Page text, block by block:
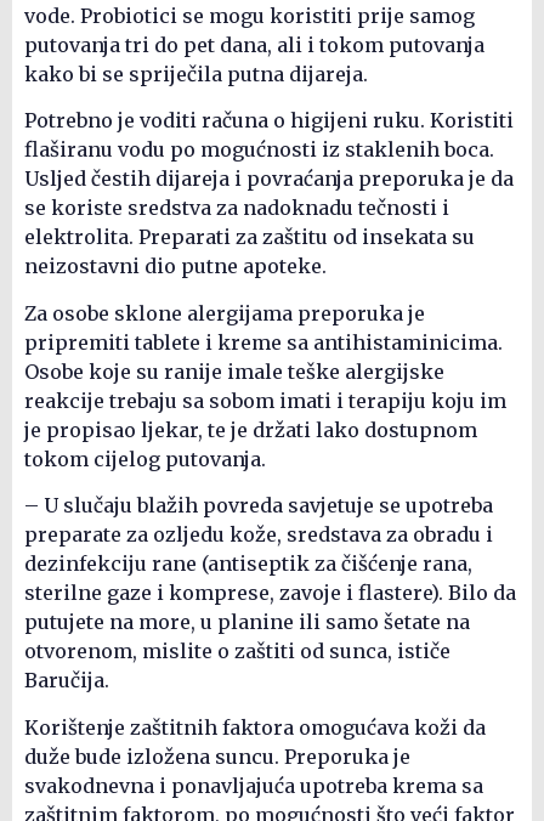
vode. Probiotici se mogu koristiti prije samog
putovanja tri do pet dana, ali i tokom putovanja
kako bi se spriječila putna dijareja.
Potrebno je voditi računa o higijeni ruku. Koristiti
flaširanu vodu po mogućnosti iz staklenih boca.
Usljed čestih dijareja i povraćanja preporuka je da
se koriste sredstva za nadoknadu tečnosti i
elektrolita. Preparati za zaštitu od insekata su
neizostavni dio putne apoteke.
Za osobe sklone alergijama preporuka je
pripremiti tablete i kreme sa antihistaminicima.
Osobe koje su ranije imale teške alergijske
reakcije trebaju sa sobom imati i terapiju koju im
je propisao ljekar, te je držati lako dostupnom
tokom cijelog putovanja.
– U slučaju blažih povreda savjetuje se upotreba
preparate za ozljedu kože, sredstava za obradu i
dezinfekciju rane (antiseptik za čišćenje rana,
sterilne gaze i komprese, zavoje i flastere). Bilo da
putujete na more, u planine ili samo šetate na
otvorenom, mislite o zaštiti od sunca, ističe
Baručija.
Korištenje zaštitnih faktora omogućava koži da
duže bude izložena suncu. Preporuka je
svakodnevna i ponavljajuća upotreba krema sa
zaštitnim faktorom, po mogućnosti što veći faktor